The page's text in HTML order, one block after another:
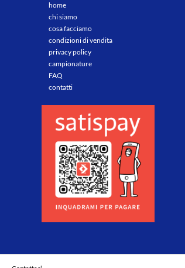
home
chi siamo
cosa facciamo
condizioni di vendita
privacy policy
campionature
FAQ
contatti